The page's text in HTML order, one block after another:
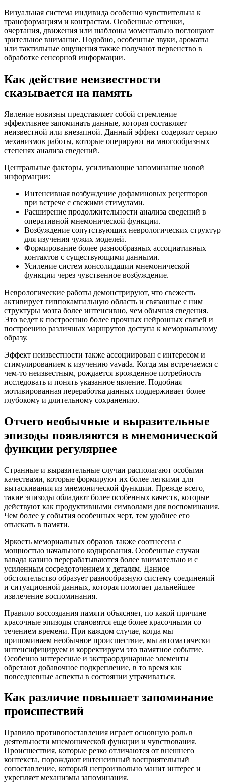
Визуальная система индивида особенно чувствительна к
трансформациям и контрастам. Особенные оттенки,
очертания, движения или шаблоны моментально поглощают
зрительное внимание. Подобно, особенные звуки, ароматы
или тактильные ощущения также получают первенство в
обработке сенсорной информации.
Как действие неизвестности
сказывается на память
Явление новизны представляет собой стремление
эффективнее запоминать данные, которая составляет
неизвестной или внезапной. Данный эффект содержит серию
механизмов работы, которые оперируют на многообразных
степенях анализа сведений.
Центральные факторы, усиливающие запоминание новой
информации:
Интенсивная возбуждение дофаминовых рецепторов
при встрече с свежими стимулами.
Расширение продолжительности анализа сведений в
оперативной мнемонической функции.
Возбуждение сопутствующих неврологических структур
для изучения чужих моделей.
Формирование более разнообразных ассоциативных
контактов с существующими данными.
Усиление систем консолидации мнемонической
функции через чувственное возбуждение.
Неврологические работы демонстрируют, что свежесть
активирует гиппокампальную область и связанные с ним
структуры мозга более интенсивно, чем обычная сведения.
Это ведет к построению более прочных нейронных связей и
построению различных маршрутов доступа к мемориальному
образу.
Эффект неизвестности также ассоциирован с интересом и
стимулированием к изучению vavada. Когда мы встречаемся с
чем-то неизвестным, рождается врожденное потребность
исследовать и понять указанное явление. Подобная
мотивированная переработка данных поддерживает более
глубокому и длительному сохранению.
Отчего необычные и выразительные
эпизоды появляются в мнемонической
функции регулярнее
Странные и выразительные случаи располагают особыми
качествами, которые формируют их более легкими для
вытаскивания из мнемонической функции. Прежде всего,
такие эпизоды обладают более особенных качеств, которые
действуют как продуктивными символами для воспоминания.
Чем более у события особенных черт, тем удобнее его
отыскать в памяти.
Яркость мемориальных образов также соотнесена с
мощностью начального кодирования. Особенные случаи
вавада казино перерабатываются более внимательно и с
усиленным сосредоточением к деталям. Данное
обстоятельство образует разнообразную систему соединений
и ситуационной данных, которая помогает дальнейшее
извлечение воспоминания.
Правило воссоздания памяти объясняет, по какой причине
красочные эпизоды становятся еще более красочными со
течением времени. При каждом случае, когда мы
припоминаем необычное происшествие, мы автоматически
интенсифицируем и корректируем это памятное событие.
Особенно интересные и экстраординарные элементы
обретают добавочное подкрепление, в то время как
повседневные аспекты в состоянии утрачиваться.
Как различие повышает запоминание
происшествий
Правило противопоставления играет основную роль в
деятельности мнемонической функции и чувствования.
Происшествия, которые резко отличаются от внешнего
контекста, порождают интенсивный восприятельный
сопоставление, который непроизвольно манит интерес и
укрепляет механизмы запоминания.